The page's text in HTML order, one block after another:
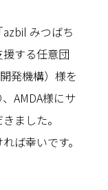
みつばち
する任意団
発機構）様を
AMDA様にサ
ました。
ば幸いです。